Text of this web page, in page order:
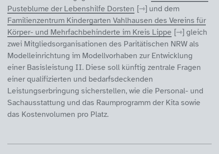
Pusteblume der Lebenshilfe Dorsten
und dem
Familienzentrum Kindergarten Vahlhausen des Vereins für
Körper- und Mehrfachbehinderte im Kreis Lippe
gleich
zwei Mitgliedsorganisationen des Paritätischen NRW als
Modelleinrichtung im Modellvorhaben zur Entwicklung
einer Basisleistung II. Diese soll künftig zentrale Fragen
einer qualifizierten und bedarfsdeckenden
Leistungserbringung sicherstellen, wie die Personal- und
Sachausstattung und das Raumprogramm der Kita sowie
das Kostenvolumen pro Platz.